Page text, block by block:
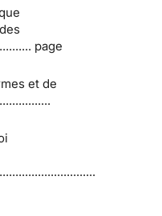
page
et de